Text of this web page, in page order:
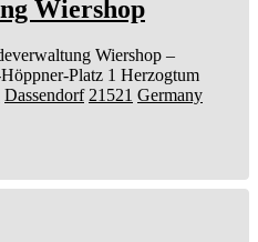
Wiershop
Wiershop –
Platz 1 Herzogtum
Dassendorf 21521 Germany